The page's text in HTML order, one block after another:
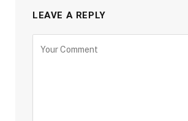
LEAVE A REPLY